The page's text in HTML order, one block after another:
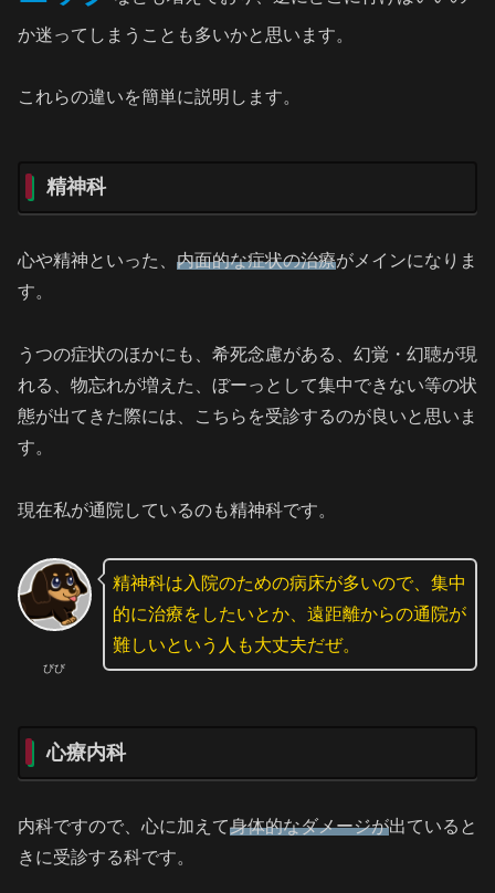
か迷ってしまうことも多いかと思います。
これらの違いを簡単に説明します。
精神科
心や精神といった、 内面的な症状の治療がメインになりま
す。
うつの症状のほかにも、希死念慮がある、幻覚・幻聴が現
れる、物忘れが増えた、ぼーっとして集中できない等の状
態が出てきた際には、こちらを受診するのが良いと思いま
す。
現在私が通院しているのも精神科です。
びび
精神科は入院のための病床が多いので、集中
的に治療をしたいとか、遠距離からの通院が
難しいという人も大丈夫だぜ。
心療内科
内科ですので、心に加えて身体的なダメージが出ていると
きに受診する科です。